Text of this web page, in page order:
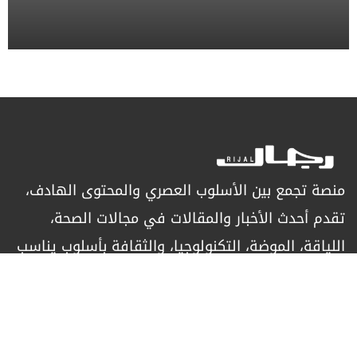
منصة تجمع بين الأسلوب العصري والمحتوى الهادف،
تقدم أحدث الأخبار والمقالات في مجالات الصحة،
اللياقة، الموضة، التكنولوجيا، والثقافة بأسلوب يناسب